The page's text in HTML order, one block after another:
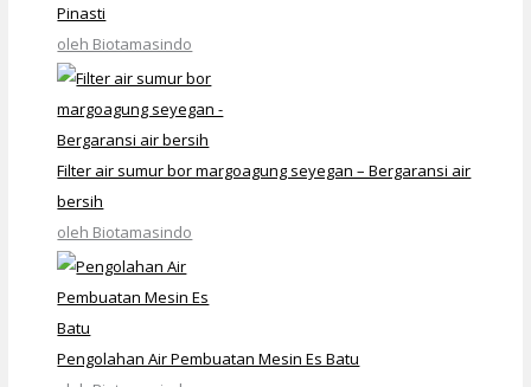
Pinasti
oleh Biotamasindo
Filter air sumur bor margoagung seyegan – Bergaransi air
bersih
oleh Biotamasindo
Pengolahan Air Pembuatan Mesin Es Batu